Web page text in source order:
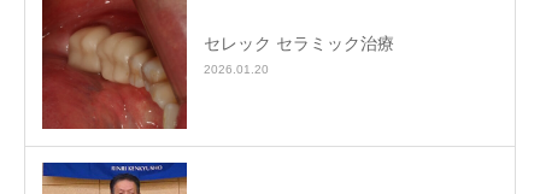
セレック セラミック治療
2026.01.20